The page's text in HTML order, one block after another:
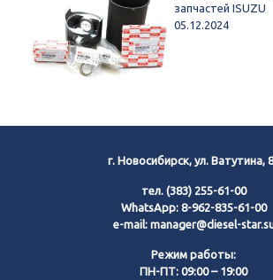
запчастей ISUZU
05.12.2024
г. Новосибирск, ул. Ватутина,
тел. (383) 255-61-00
WhatsApp: 8-962-835-61-00
e-mail: manager@diesel-
Режим работы:
ПН-ПТ: 09:00 – 19:00